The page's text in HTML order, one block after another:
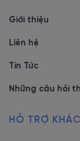
Màu sắc
dạng sự
Tủ rượu đẹp
trong nhà một
Giới thiệu
Liên hệ
Tin Tức
Những câu hỏi
HỖ TRỢ